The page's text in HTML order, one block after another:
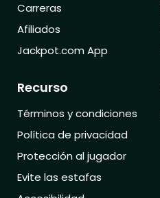
Carreras
Afiliados
Jackpot.com App
Recurso
Términos y condiciones
Política de privacidad
Protección al jugador
Evite las estafas